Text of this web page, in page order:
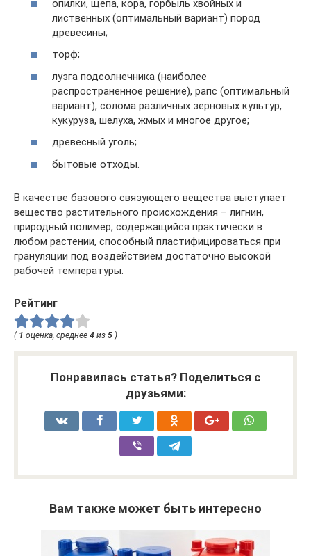
опилки, щепа, кора, горбыль хвойных и
лиственных (оптимальный вариант) пород
древесины;
торф;
лузга подсолнечника (наиболее
распространенное решение), рапс (оптимальный
вариант), солома различных зерновых культур,
кукуруза, шелуха, жмых и многое другое;
древесный уголь;
бытовые отходы.
В качестве базового связующего вещества выступает
вещество растительного происхождения – лигнин,
природный полимер, содержащийся практически в
любом растении, способный пластифицироваться при
грануляции под воздействием достаточно высокой
рабочей температуры.
Рейтинг
( 1 оценка, среднее 4 из 5 )
Понравилась статья? Поделиться с
друзьями:
Вам также может быть интересно